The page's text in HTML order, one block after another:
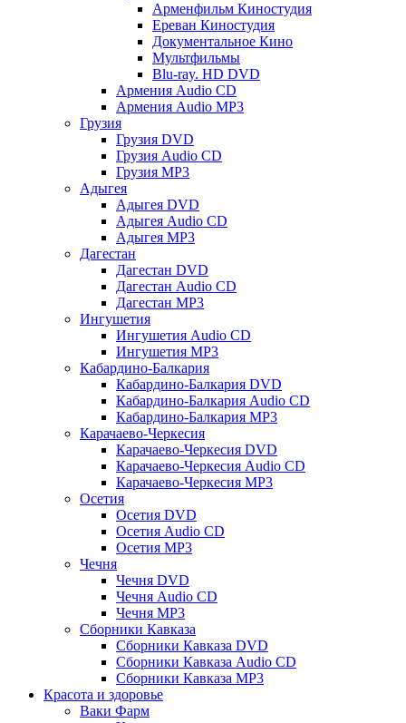
Арменфильм Киностудия
Ереван Киностудия
Документальное Кино
Мультфильмы
Blu-ray. HD DVD
Армения Audio CD
Армения Audio MP3
Грузия
Грузия DVD
Грузия Audio CD
Грузия MP3
Адыгея
Адыгея DVD
Адыгея Audio CD
Адыгея MP3
Дагестан
Дагестан DVD
Дагестан Audio CD
Дагестан MP3
Ингушетия
Ингушетия Audio CD
Ингушетия MP3
Кабардино-Балкария
Кабардино-Балкария DVD
Кабардино-Балкария Audio CD
Кабардино-Балкария MP3
Карачаево-Черкесия
Карачаево-Черкесия DVD
Карачаево-Черкесия Audio CD
Карачаево-Черкесия MP3
Осетия
Осетия DVD
Осетия Audio CD
Осетия MP3
Чечня
Чечня DVD
Чечня Audio CD
Чечня MP3
Сборники Кавказа
Сборники Кавказа DVD
Сборники Кавказа Audio CD
Сборники Кавказа MP3
Красота и здоровье
Ваки Фарм